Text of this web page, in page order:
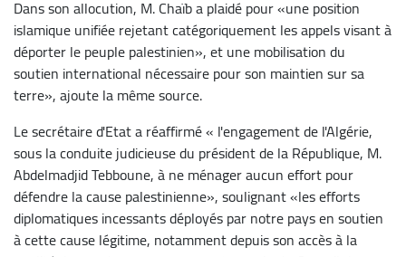
Dans son allocution, M. Chaïb a plaidé pour «une position
islamique unifiée rejetant catégoriquement les appels visant à
déporter le peuple palestinien», et une mobilisation du
soutien international nécessaire pour son maintien sur sa
terre», ajoute la même source.
Le secrétaire d'Etat a réaffirmé « l'engagement de l'Algérie,
sous la conduite judicieuse du président de la République, M.
Abdelmadjid Tebboune, à ne ménager aucun effort pour
défendre la cause palestinienne», soulignant «les efforts
diplomatiques incessants déployés par notre pays en soutien
à cette cause légitime, notamment depuis son accès à la